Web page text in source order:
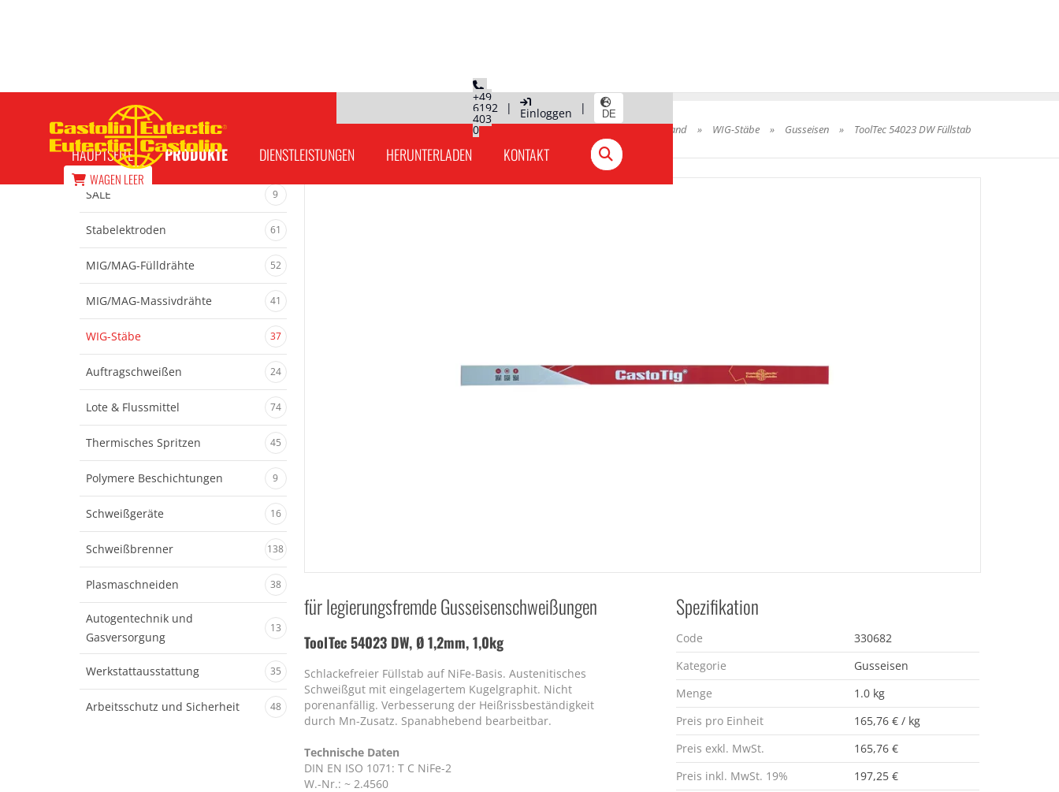
+49
6192
403
0
| Einloggen | DE
HAUPTSEITE PRODUKTE DIENSTLEISTUNGEN HERUNTERLADEN KONTAKT
WAGEN LEER
Produkte Deutschland » WIG-Stäbe » Gusseisen » ToolTec 54023 DW Füllstab
ToolTec 54023 DW Schlackefreier Füllstab
SALE 9
Stabelektroden 61
MIG/MAG-Fülldrähte 52
MIG/MAG-Massivdrähte 41
WIG-Stäbe 37
Auftragschweißen 24
Lote & Flussmittel 74
Thermisches Spritzen 45
Polymere Beschichtungen 9
Schweißgeräte 16
Schweißbrenner 138
Plasmaschneiden 38
Autogentechnik und
Gasversorgung
13
Werkstattausstattung 35
Arbeitsschutz und Sicherheit 48
für legierungsfremde Gusseisenschweißungen
ToolTec 54023 DW, Ø 1,2mm, 1,0kg
Schlackefreier Füllstab auf NiFe-Basis. Austenitisches
Schweißgut mit eingelagertem Kugelgraphit. Nicht
porenanfällig. Verbesserung der Heißrissbeständigkeit
durch Mn-Zusatz. Spanabhebend bearbeitbar.
Technische Daten
DIN EN ISO 1071: T C NiFe-2
W.-Nr.: ~ 2.4560
Spezifikation
Code
330682
Kategorie
Gusseisen
Menge
1.0 kg
Preis pro Einheit
165,76 € / kg
Preis exkl. MwSt.
165,76 €
Preis inkl. MwSt. 19%
197,25 €